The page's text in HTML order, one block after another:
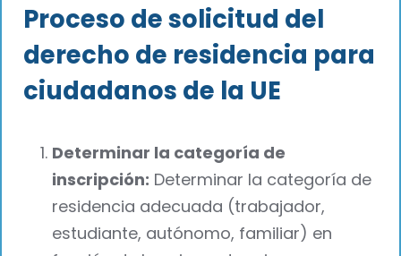
Proceso de solicitud del
derecho de residencia para
ciudadanos de la UE
Determinar la categoría de
inscripción: Determinar la categoría de
residencia adecuada (trabajador,
estudiante, autónomo, familiar) en